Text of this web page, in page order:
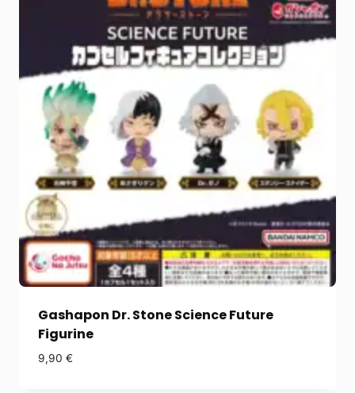
Gashapon Dr. Stone Science Future
Figurine
9,90 €